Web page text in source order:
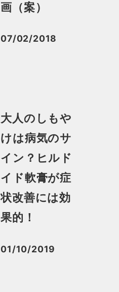
画（案）
投稿日
07/02/2018
大人のしもや
けは病気のサ
イン？ヒルド
イド軟膏が症
状改善には効
果的！
投稿日
01/10/2019